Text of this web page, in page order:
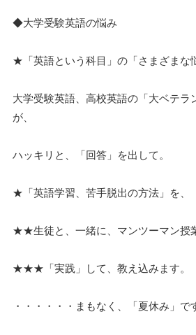
◆大学受験英語の悩み
★「英語という科目」の「さまざまな
大学受験英語、高校英語の「大ベテラ
が、
ハッキリと、「回答」を出して。
★「英語学習、苦手脱出の方法」を、
★★生徒と、一緒に、マンツーマン授
★★★「実践」して、教え込みます。
・・・・・・まもなく、「夏休み」で